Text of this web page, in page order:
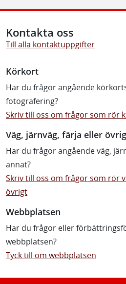
Kontakta oss
Till alla kontaktuppgifter
Körkort
Har du frågor angående
fotografering?
Skriv till oss om frågor som rör
Väg, järnväg, färja eller
Har du frågor angående väg,
annat?
Skriv till oss om frågor som rör
övrigt
Webbplatsen
Har du frågor eller
webbplatsen?
Tyck till om webbplatsen